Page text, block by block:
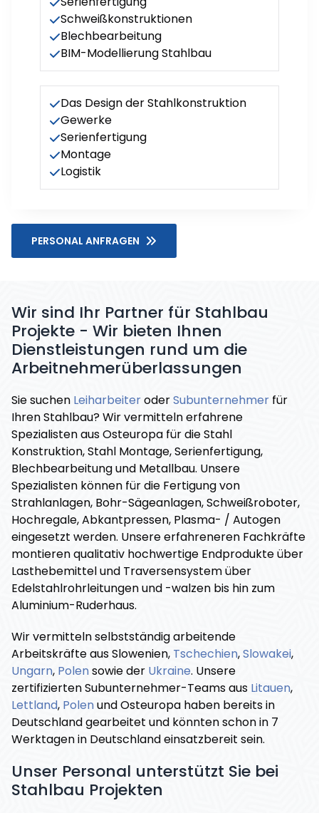
Schweißkonstruktionen
Blechbearbeitung
BIM-Modellierung Stahlbau
Das Design der Stahlkonstruktion
Gewerke
Serienfertigung
Montage
Logistik
PERSONAL ANFRAGEN
Wir sind Ihr Partner für Stahlbau
Projekte - Wir bieten Ihnen
Dienstleistungen rund um die
Arbeitnehmerüberlassungen
Sie suchen LeiharbeiteroderSubunternehmer für
Ihren Stahlbau? Wir vermitteln erfahrene
Spezialisten aus Osteuropa für die Stahl
Konstruktion, Stahl Montage, Serienfertigung,
Blechbearbeitung und Metallbau. Unsere
Spezialisten können für die Fertigung von
Strahlanlagen, Bohr-Sägeanlagen, Schweißroboter,
Hochregale, Abkantpressen, Plasma- / Autogen
eingesetzt werden. Unsere erfahreneren Fachkräfte
montieren qualitativ hochwertige Endprodukte über
Lasthebemittel und Traversensystem über
Edelstahlrohrleitungen und -walzen bis hin zum
Aluminium-Ruderhaus.
Wir vermitteln selbstständig arbeitende
Arbeitskräfte aus Slowenien, Tschechien,Slowakei,
Ungarn, Polensowie der Ukraine. Unsere
zertifizierten Subunternehmer-Teams aus Litauen,
Lettland, Polenund Osteuropa haben bereits in
Deutschland gearbeitet und könnten schon in 7
Werktagen in Deutschland einsatzbereit sein.
Unser Personal unterstützt Sie bei
Stahlbau Projekten